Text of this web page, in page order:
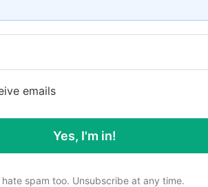
利用規定 (en)
請求条件 (en)
emails
Yes, I'm in!
hate spam too. Unsubscribe at any time.